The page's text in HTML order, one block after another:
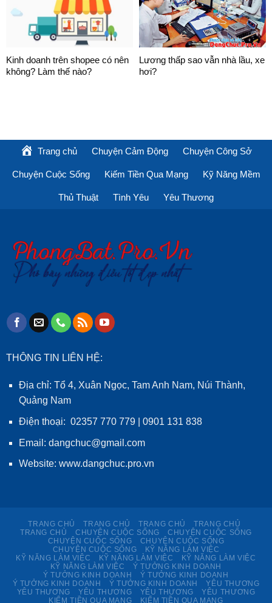
Kinh doanh trên shopee có nên
không? Làm thế nào?
Lương thấp sao vẫn nhà lầu, xe
hơi?
Trang chủ Chuyện Cảm Động Chuyện Công Sở
Chuyện Cuộc Sống Kiếm Tiền Qua Mạng Kỹ Năng Mềm
Thủ Thuật Tình Yêu Yêu Thương
THÔNG TIN LIÊN HỆ:
Địa chỉ: Tổ 4, Xuân Ngọc, Tam Anh Nam, Núi Thành,
Quảng Nam
Điện thoại: 02357 770 779 | 0901 131 838
Email: dangchuc@gmail.com
Website: www.dangchuc.pro.vn
TRANG CHỦ TRANG CHỦ TRANG CHỦ
TRANG CHỦ
TRANG CHỦ
CHUYỆN CUỘC SỐNG
CHUYỆN CUỘC SỐNG
CHUYỆN CUỘC SỐNG
CHUYỆN CUỘC SỐNG
CHUYỆN CUỘC SỐNG
KỸ NĂNG LÀM VIỆC
KỸ NĂNG LÀM VIỆC
KỸ NĂNG LÀM VIỆC
KỸ NĂNG LÀM VIỆC
KỸ NĂNG LÀM VIỆC
Ý TƯỞNG KINH DOANH
Ý TƯỞNG KINH DOANH
Ý TƯỞNG KINH DOANH
Ý TƯỞNG KINH DOANH
Ý TƯỞNG KINH DOANH
YÊU THƯƠNG
YÊU THƯƠNG
YÊU THƯƠNG YÊU THƯƠNG
YÊU THƯƠNG
KIẾM TIỀN QUA MẠNG
KIẾM TIỀN QUA MẠNG